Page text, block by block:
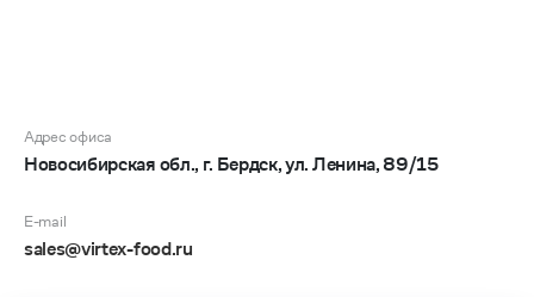
Адрес офиса
Новосибирская обл., г. Бердск,ул. Ленина, 89/15
E-mail
sales@virtex-food.ru
Сделано в Chipsa